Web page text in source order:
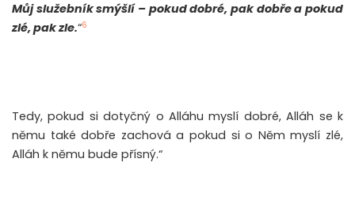
Můj služebník smýšlí – pokud dobré, pak dobře a pokud
zlé, pak zle.“6
Tedy, pokud si dotyčný o Alláhu myslí dobré, Alláh se k
němu také dobře zachová a pokud si o Něm myslí zlé,
Alláh k němu bude přísný.“